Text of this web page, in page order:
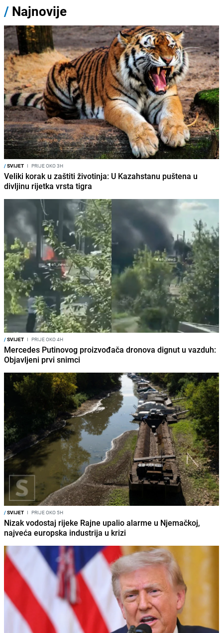
/ Najnovije
/SVIJET I PRIJE OKO 3H
Veliki korak u zaštiti životinja: U Kazahstanu puštena u
divljinu rijetka vrsta tigra
/SVIJET I PRIJE OKO 4H
Mercedes Putinovog proizvođača dronova dignut u vazduh:
Objavljeni prvi snimci
/SVIJET I PRIJE OKO 5H
Nizak vodostaj rijeke Rajne upalio alarme u Njemačkoj,
najveća europska industrija u krizi